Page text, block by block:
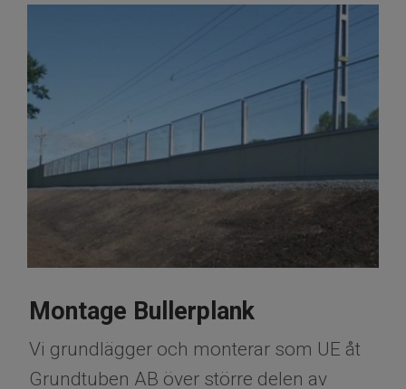
Montage Bullerplank
Vi grundlägger och monterar som UE åt
Grundtuben AB över större delen av